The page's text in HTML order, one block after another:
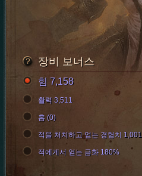
장비 보너스
힘 7,158
활력 3,511
홈 (0)
적을 처치하고 얻는 경험치 1,001
적에게서 얻는 금화 180%